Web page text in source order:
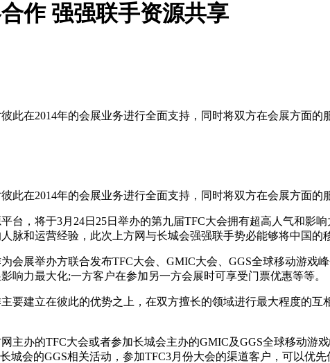
作 强强联手资源共享
此在2014年的会展业务进行全面支持，同时将双方在会展方面
此在2014年的会展业务进行全面支持，同时将双方在会展方面
台，将于3月24日25日举办的第九届TFC大会拥有超高人气和影
脉和运营经验，此次上方网与长城会强强联手势必能够将中国的
会展举办方联合发布TFC大会、GMIC大会、GGS全球移动游戏
响力最大化;一方客户在参加另一方会展时可享受门票优惠等等。
要建立在彼此的优势之上，在双方擅长的领域进行最大程度的
主办的TFC大会或者参加长城会主办的GMIC及GGS全球移动游
城会的GGS相关活动，参加TFC3月份大会的渠道客户，可以优先